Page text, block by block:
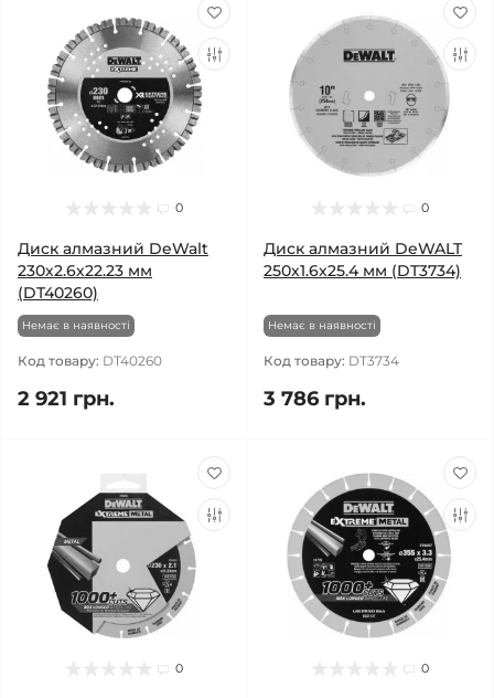
0
Диск алмазний DeWalt
230х2.6х22.23 мм
(DT40260)
Немає в наявності
Код товару: DT40260
2 921 грн.
0
Диск алмазний DeWALT
250х1.6х25.4 мм (DT3734)
Немає в наявності
Код товару: DT3734
3 786 грн.
0 0